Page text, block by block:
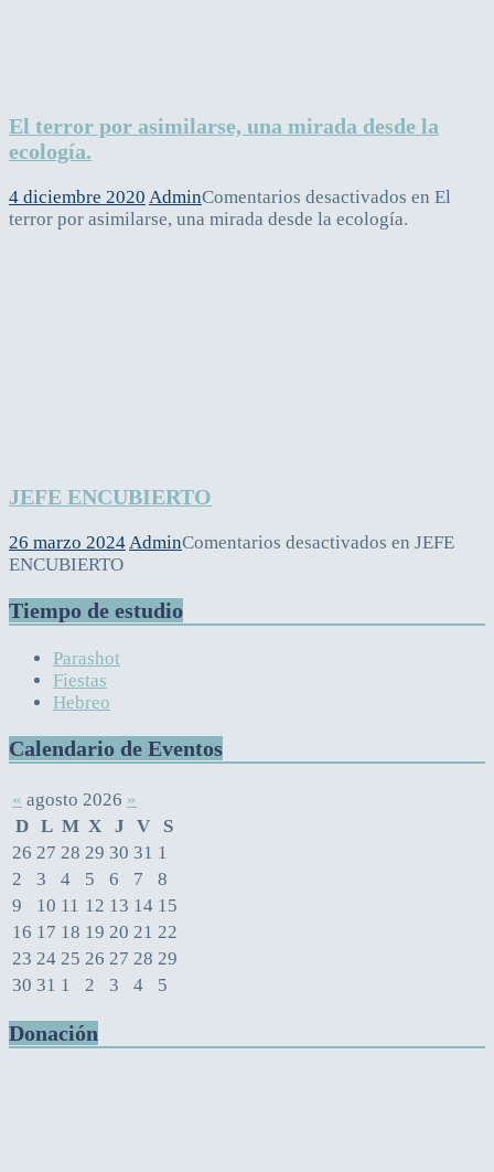
El terror por asimilarse, una mirada desde la
ecología.
4 diciembre 2020 AdminComentarios desactivados en El
terror por asimilarse, una mirada desde la ecología.
JEFE ENCUBIERTO
26 marzo 2024AdminComentarios desactivados en JEFE
ENCUBIERTO
Tiempo de estudio
Parashot
Fiestas
Hebreo
Calendario de Eventos
« agosto 2026 »
D L M X J V
S
26 27 28 29 30 31 1
2
3 4 5 6 7
8
9
10 11 12 13 14 15
16 17 18 19 20 21 22
23 24 25 26 27 28 29
30 31 1 2 3 4 5
Donación